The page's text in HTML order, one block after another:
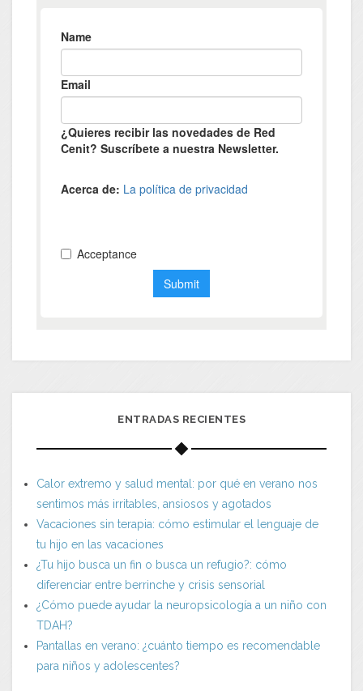
ENTRADAS RECIENTES
Calor extremo y salud mental: por qué en verano nos
sentimos más irritables, ansiosos y agotados
Vacaciones sin terapia: cómo estimular el lenguaje de
tu hijo en las vacaciones
¿Tu hijo busca un fin o busca un refugio?: cómo
diferenciar entre berrinche y crisis sensorial
¿Cómo puede ayudar la neuropsicología a un niño con
TDAH?
Pantallas en verano: ¿cuánto tiempo es recomendable
para niños y adolescentes?